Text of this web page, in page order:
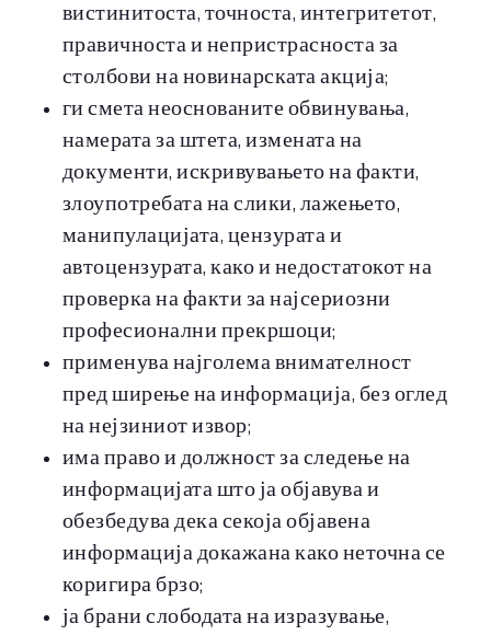
вистинитоста, точноста, интегритетот,
правичноста и непристрасноста за
столбови на новинарската акција;
ги смета неоснованите обвинувања,
намерата за штета, измената на
документи, искривувањето на факти,
злоупотребата на слики, лажењето,
манипулацијата, цензурата и
автоцензурата, како и недостатокот на
проверка на факти за најсериозни
професионални прекршоци;
применува најголема внимателност
пред ширење на информација, без оглед
на нејзиниот извор;
има право и должност за следење на
информацијата што ја објавува и
обезбедува дека секоја објавена
информација докажана како неточна се
коригира брзо;
ја брани слободата на изразување,